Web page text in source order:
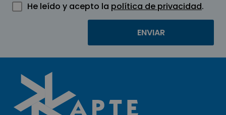
He leído y acepto la política de privacidad.